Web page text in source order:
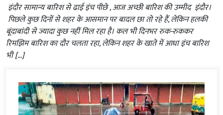
इंदौर सामान्य बारिश से ढाई इंच पीछे , आज अच्छी बारिश की उम्मीद इंदौर।
पिछले कुछ दिनों से शहर के आसमान पर बादल छा तो रहे हैं, लेकिन हलकी
बूंदाबांदी से ज्यादा कुछ नहीं मिल रहा है। कल भी दिनभर रुक-रुककर
रिमझिम बारिश का दौर चलता रहा, लेकिन शहर के खाते में आधा इंच बारिश
भी […]